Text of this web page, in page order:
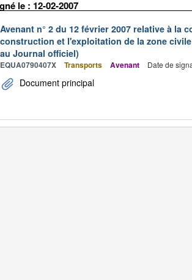
le : 12-02-2007
Avenant n° 2 du 12 février 2007 relative à la
construction et l'exploitation de la zone
au Journal officiel)
EQUA0790407X Transports Avenant Date de
Document principal